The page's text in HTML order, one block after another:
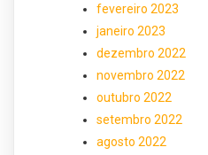
fevereiro 2023
janeiro 2023
dezembro 2022
novembro 2022
outubro 2022
setembro 2022
agosto 2022